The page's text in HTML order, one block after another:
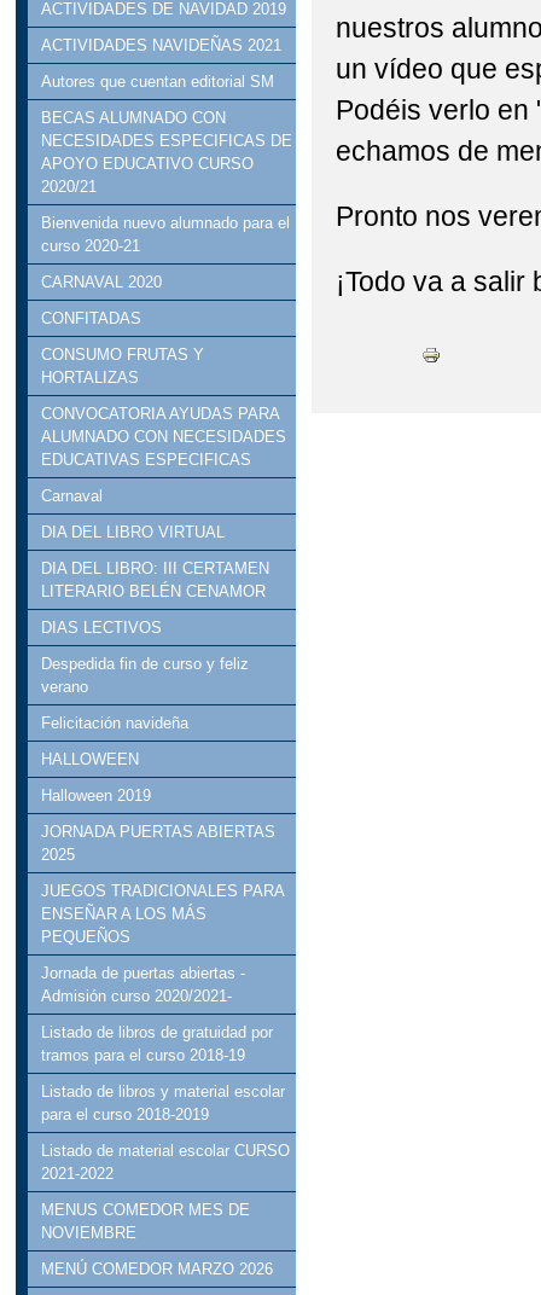
ACTIVIDADES DE NAVIDAD 2019
ACTIVIDADES NAVIDEÑAS 2021
Autores que cuentan editorial SM
BECAS ALUMNADO CON
NECESIDADES ESPECIFICAS DE
APOYO EDUCATIVO CURSO
2020/21
Bienvenida nuevo alumnado para el
curso 2020-21
CARNAVAL 2020
CONFITADAS
CONSUMO FRUTAS Y
HORTALIZAS
CONVOCATORIA AYUDAS PARA
ALUMNADO CON NECESIDADES
EDUCATIVAS ESPECIFICAS
Carnaval
DIA DEL LIBRO VIRTUAL
DIA DEL LIBRO: III CERTAMEN
LITERARIO BELÉN CENAMOR
DIAS LECTIVOS
Despedida fin de curso y feliz
verano
Felicitación navideña
HALLOWEEN
Halloween 2019
JORNADA PUERTAS ABIERTAS
2025
JUEGOS TRADICIONALES PARA
ENSEÑAR A LOS MÁS
PEQUEÑOS
Jornada de puertas abiertas -
Admisión curso 2020/2021-
Listado de libros de gratuidad por
tramos para el curso 2018-19
Listado de libros y material escolar
para el curso 2018-2019
Listado de material escolar CURSO
2021-2022
MENUS COMEDOR MES DE
NOVIEMBRE
MENÚ COMEDOR MARZO 2026
nuestros
un vídeo que
Podéis verlo en
echamos de
Pronto nos
¡Todo va a salir